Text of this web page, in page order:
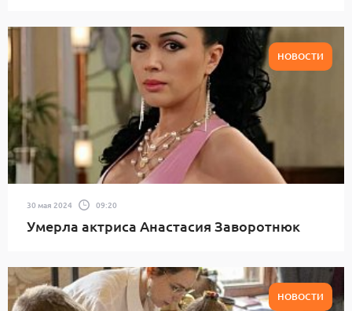
НОВОСТИ
30 мая 2024 09:20
Умерла актриса Анастасия Заворотнюк
НОВОСТИ